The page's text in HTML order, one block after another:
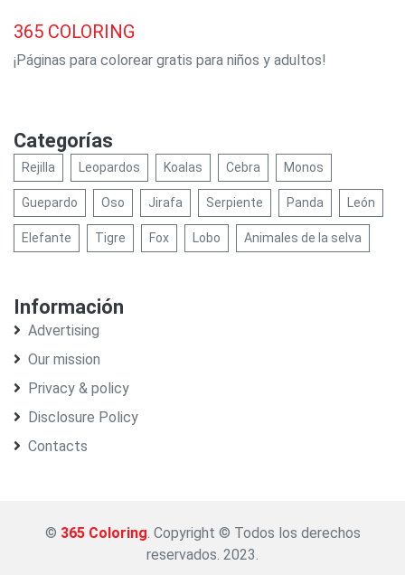
365 COLORING
¡Páginas para colorear gratis para niños y adultos!
Categorías
Rejilla Leopardos Koalas Cebra Monos
Guepardo Oso Jirafa Serpiente Panda León
Elefante Tigre Fox Lobo Animales de la selva
Información
Advertising
Our mission
Privacy & policy
Disclosure Policy
Contacts
© 365 Coloring . Copyright © Todos los derechos
reservados. 2023.